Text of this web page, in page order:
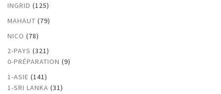
INGRID (125)
MAHAUT (79)
NICO (78)
2-PAYS (321)
0-PRÉPARATION (9)
1-ASIE (141)
1-SRI LANKA (31)